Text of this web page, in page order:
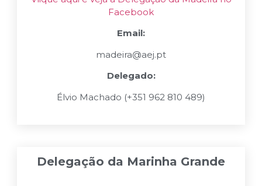
Facebook
Email:
madeira@aej.pt
Delegado:
Élvio Machado (+351 962 810 489)
Delegação da Marinha Grande